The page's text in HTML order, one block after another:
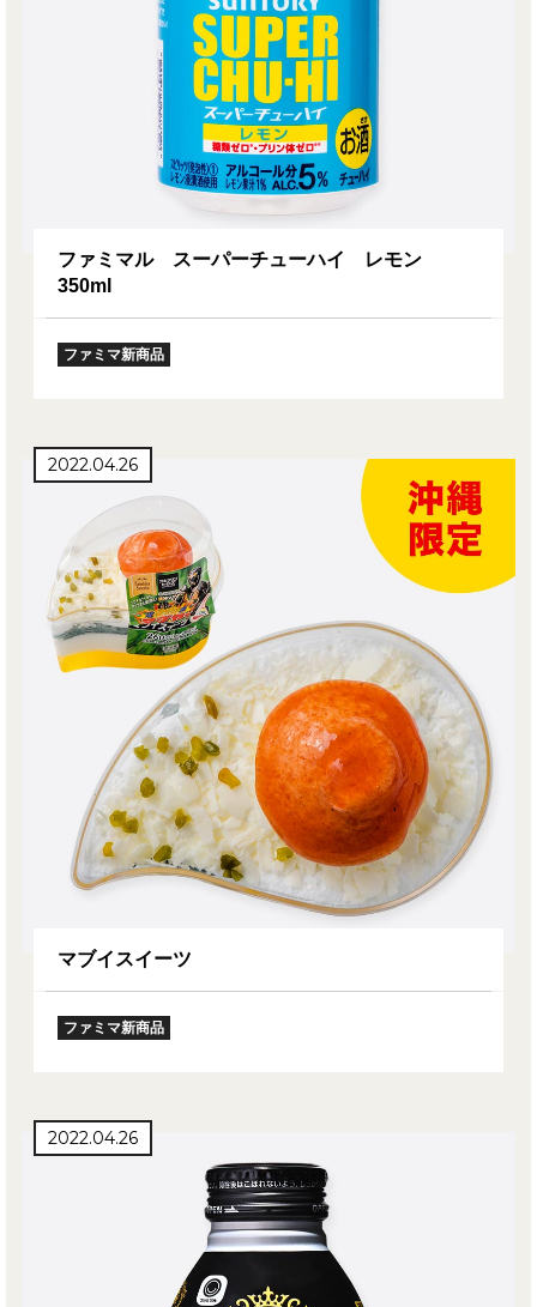
ファミマル スーパーチューハイ レモン
350ml
ファミマ新商品
2022.04.26
マブイスイーツ
ファミマ新商品
2022.04.26